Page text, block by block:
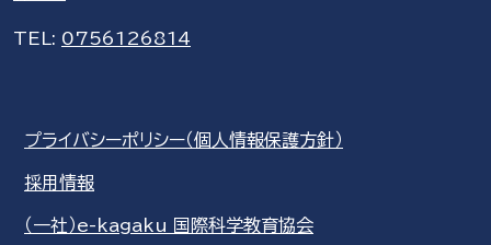
TEL: 0756126814
プライバシーポリシー（個人情報保護方針）
採用情報
（一社）e-kagaku 国際科学教育協会